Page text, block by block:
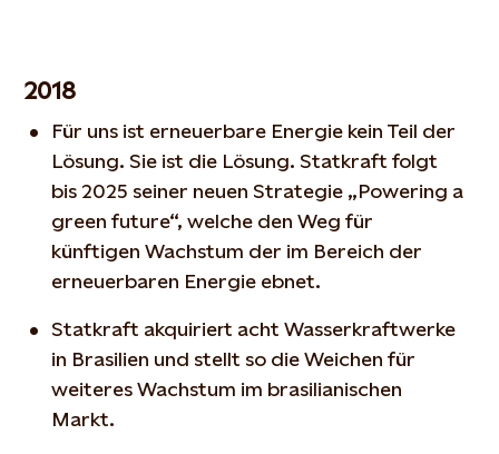
2018
Für uns ist erneuerbare Energie kein Teil der
Lösung. Sie ist die Lösung. Statkraft folgt
bis 2025 seiner neuen Strategie „Powering a
green future“, welche den Weg für
künftigen Wachstum der im Bereich der
erneuerbaren Energie ebnet.
Statkraft akquiriert acht Wasserkraftwerke
in Brasilien und stellt so die Weichen für
weiteres Wachstum im brasilianischen
Markt.